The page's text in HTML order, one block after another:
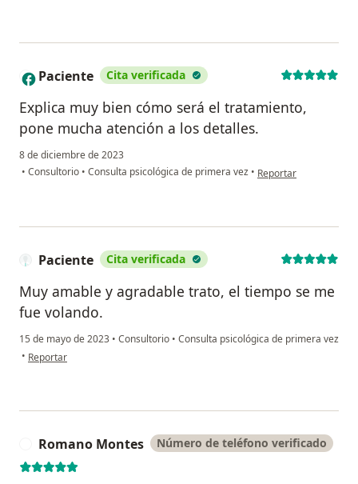
P Paciente Cita verificada
Explica muy bien cómo será el tratamiento,
pone mucha atención a los detalles.
8 de diciembre de 2023
• Consultorio • Consulta psicológica de primera vez • en opinión del usuario
Reportar
Paciente Cita verificada
Muy amable y agradable trato, el tiempo se me
fue volando.
15 de mayo de 2023 • Consultorio • Consulta psicológica de primera vez
• en opinión del usuario Paciente
Reportar
Romano Montes Número de teléfono verificado